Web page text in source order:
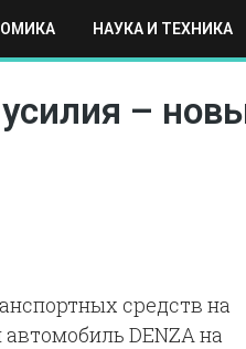
НАУКА И ТЕХНИКА
РЕГИОНЫ МИР
–
средств на
DENZA на